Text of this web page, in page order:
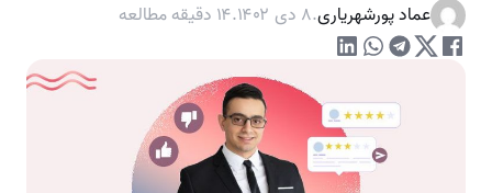
عماد پورشهریاری.۸ دی ۱۴۰۲ .۱۴ دقیقه مطالعه